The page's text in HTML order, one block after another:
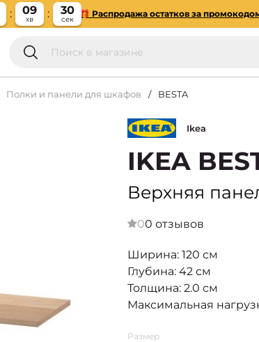
09
хв
29
сек
🎁 Распродажа остатков за
Полки и панели для шкафов BESTA
Ikea
IKEA
Верхняя
00 отзывов
Ширина: 120 см
Глубина: 42 см
Толщина: 2.0 см
Максимальная
Размер